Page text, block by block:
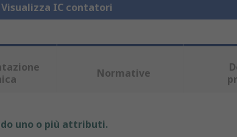
Visualizza IC contatori
Normative
uno o più attributi.